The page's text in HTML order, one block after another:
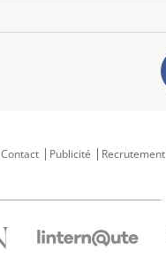
Contact Publicité Recrutement